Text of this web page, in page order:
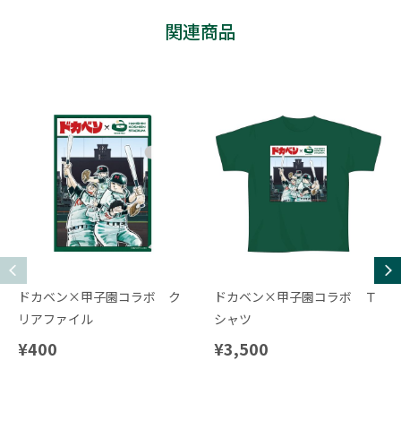
関連商品
ドカベン×甲子園コラボ ク
リアファイル
¥400
ドカベン×甲子園コラボ Ｔ
シャツ
¥3,500